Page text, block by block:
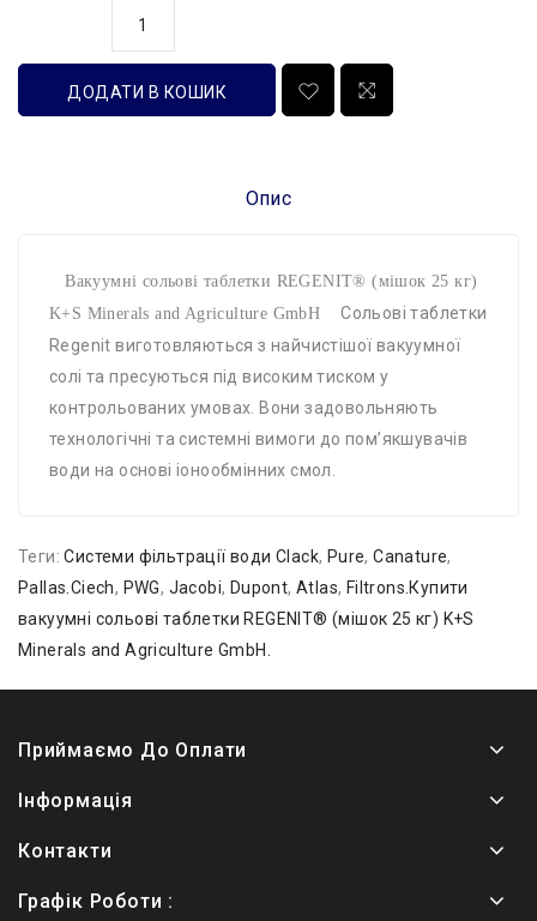
ДОДАТИ В КОШИК
Опис
Вакуумні сольові таблетки REGENIT® (мішок 25 кг)
K+S Minerals and Agriculture GmbH Сольові таблетки
Regenit виготовляються з найчистішої вакуумної
солі та пресуються під високим тиском у
контрольованих умовах. Вони задовольняють
технологічні та системні вимоги до пом’якшувачів
води на основі іонообмінних смол.
Теги:Системи фільтрації води Clack, Pure,Canature,
Pallas.Ciech, PWG, Jacobi, Dupont,Atlas, Filtrons.Купити
вакуумні сольові таблетки REGENIT® (мішок 25 кг) K+S
Minerals and Agriculture GmbH.
Приймаємо До Оплати
Інформація
Контакти
Графік Роботи :